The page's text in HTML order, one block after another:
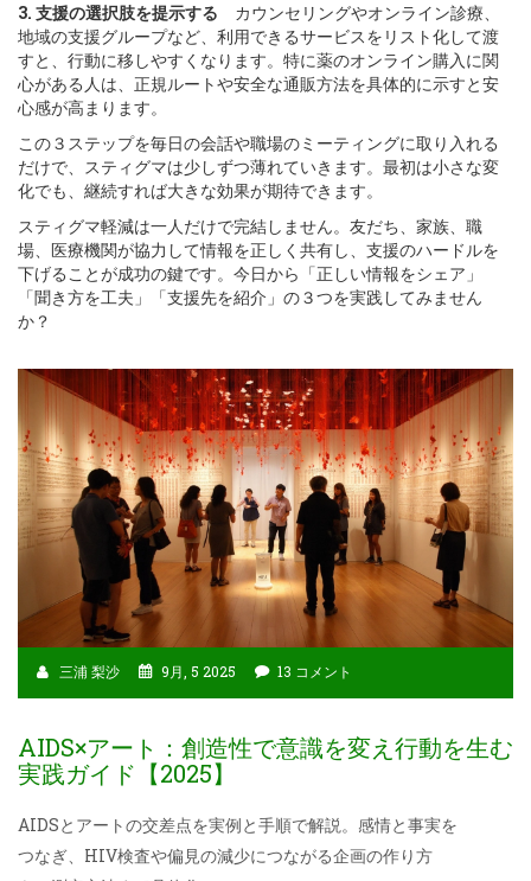
3. 支援の選択肢を提示する カウンセリングやオンライン診療、
地域の支援グループなど、利用できるサービスをリスト化して渡
すと、行動に移しやすくなります。特に薬のオンライン購入に関
心がある人は、正規ルートや安全な通販方法を具体的に示すと安
心感が高まります。
この３ステップを毎日の会話や職場のミーティングに取り入れる
だけで、スティグマは少しずつ薄れていきます。最初は小さな変
化でも、継続すれば大きな効果が期待できます。
スティグマ軽減は一人だけで完結しません。友だち、家族、職
場、医療機関が協力して情報を正しく共有し、支援のハードルを
下げることが成功の鍵です。今日から「正しい情報をシェア」
「聞き方を工夫」「支援先を紹介」の３つを実践してみません
か？
三浦 梨沙 9月, 5 2025 13 コメント
AIDS×アート：創造性で意識を変え行動を生む
実践ガイド【2025】
AIDSとアートの交差点を実例と手順で解説。感情と事実を
つなぎ、HIV検査や偏見の減少につながる企画の作り方